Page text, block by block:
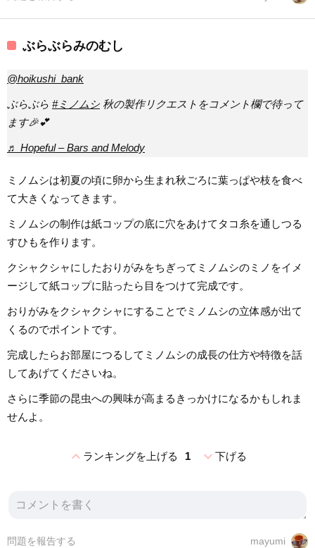
ぶらぶらみのむし
@hoikushi_bank
ぶらぶら #ミノムシ 秋の製作リクエストをコメント欄で待って
ます🎉💕
♬ Hopeful – Bars and Melody
ミノムシは初夏の頃に卵から生まれ秋ごろに葉っぱや枝を食べ
て大きくなってきます。
ミノムシの制作は紙コップの底に穴をあけてタコ糸を通しつる
すひもを作ります。
クシャクシャにしたおりがみをちぎってミノムシのミノをイメ
ージして紙コップに貼ったら目をつけて完成です。
おりがみをクシャクシャにすることでミノムシの立体感が出て
くるのでポイントです。
完成したらお部屋につるしてミノムシの成長の仕方や特徴を話
してあげてくださいね。
さらに季節の昆虫への興味が高まるきっかけになるかもしれま
せんよ。
expand_lessランキングを上げる 1 expand_more下げる
mayumi
問題を報告する